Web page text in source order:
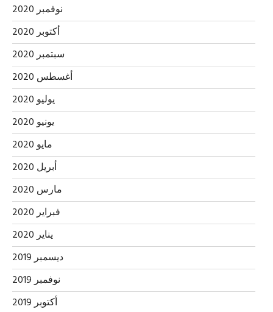
نوفمبر 2020
أكتوبر 2020
سبتمبر 2020
أغسطس 2020
يوليو 2020
يونيو 2020
مايو 2020
أبريل 2020
مارس 2020
فبراير 2020
يناير 2020
ديسمبر 2019
نوفمبر 2019
أكتوبر 2019